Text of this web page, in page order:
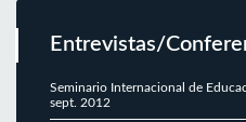
Entrevistas/
Seminario Internacional de
sept. 2012